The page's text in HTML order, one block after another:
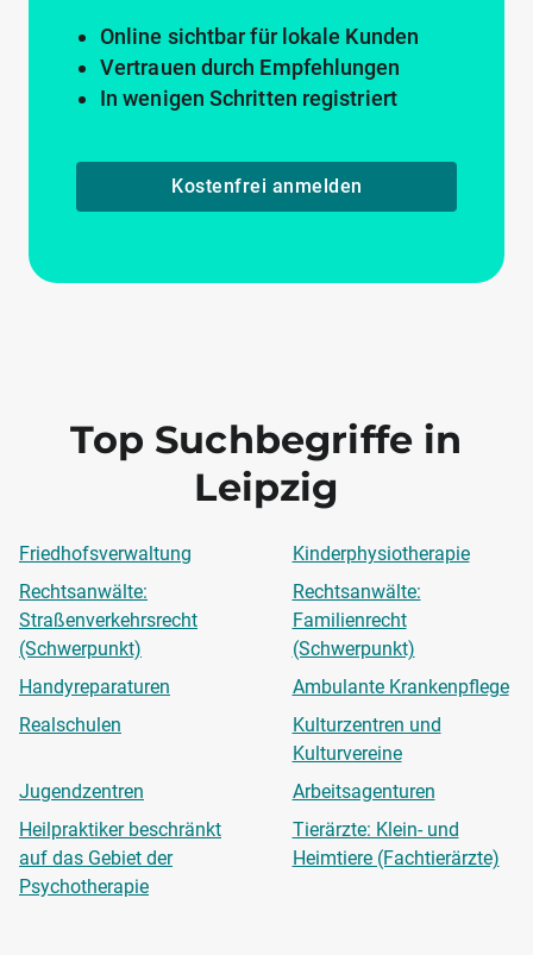
Online sichtbar für lokale Kunden
Vertrauen durch Empfehlungen
In wenigen Schritten registriert
Kostenfrei anmelden
Top Suchbegriffe in
Leipzig
Friedhofsverwaltung
Kinderphysiotherapie
Rechtsanwälte:
Straßenverkehrsrecht
(Schwerpunkt)
Rechtsanwälte:
Familienrecht
(Schwerpunkt)
Handyreparaturen
Ambulante Krankenpflege
Realschulen
Kulturzentren und
Kulturvereine
Jugendzentren
Arbeitsagenturen
Heilpraktiker beschränkt
auf das Gebiet der
Psychotherapie
Tierärzte: Klein- und
Heimtiere (Fachtierärzte)